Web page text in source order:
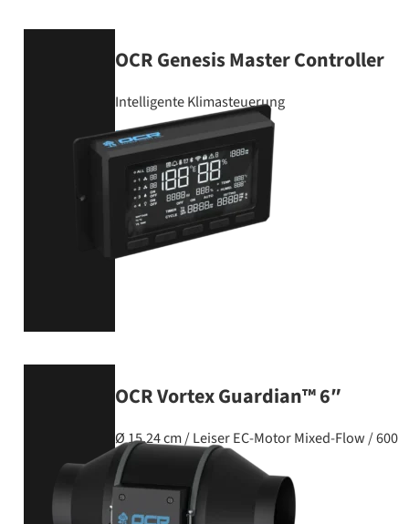
OCR Genesis Master Controller
Intelligente Klimasteuerung
PRODUKT ANSEHEN
OCR Vortex Guardian™ 6″
Ø 15,24 cm / Leiser EC-Motor Mixed-Flow / 600
PRODUKT ANSEHEN